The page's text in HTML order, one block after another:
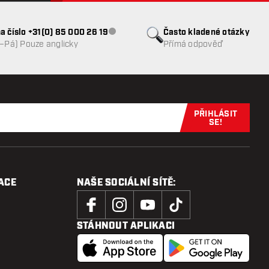
Často kladené otázky
Přímá odpověď
číslo +31(0) 85 000 26 19Zákaznický servis nedostupný
Pouze anglicky
Přihlaste se
PŘIHLÁSIT
SE!
NAŠE SOCIÁLNÍ SÍTĚ:
STÁHNOUT APLIKACI